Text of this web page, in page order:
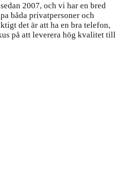
2007, och vi har en bred
båda privatpersoner och
det är att ha en bra telefon,
på att leverera hög kvalitet till